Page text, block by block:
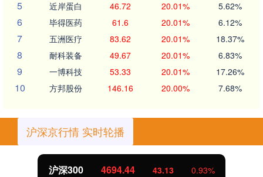
5 近岸蛋白 46.72 20.01% 5.62%
6 毕得医药 61.6 20.01% 6.12%
7 五洲医疗 83.62 20.01% 18.37%
8 耐科装备 49.67 20.01% 6.83%
9 一博科技 53.33 20.01% 17.26%
10 方邦股份 146.16 20.00% 7.68%
沪深京行情 实时轮播
北证50 1134.24 11.37 1.01%